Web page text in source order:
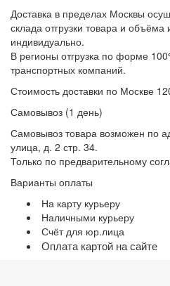
Доставка в пределах Москвы
склада отгрузки товара и объёма
индивидуально.
В регионы отгрузка по форме
транспортных компаний.
Стоимость доставки по Москве
Самовывоз (1 день)
Самовывоз товара возможен по
улица, д. 2 стр. 34.
Только по предварительному
Варианты оплаты
На карту курьеру
Наличными курьеру
Счёт для юр.лица
Оплата картой на сайте